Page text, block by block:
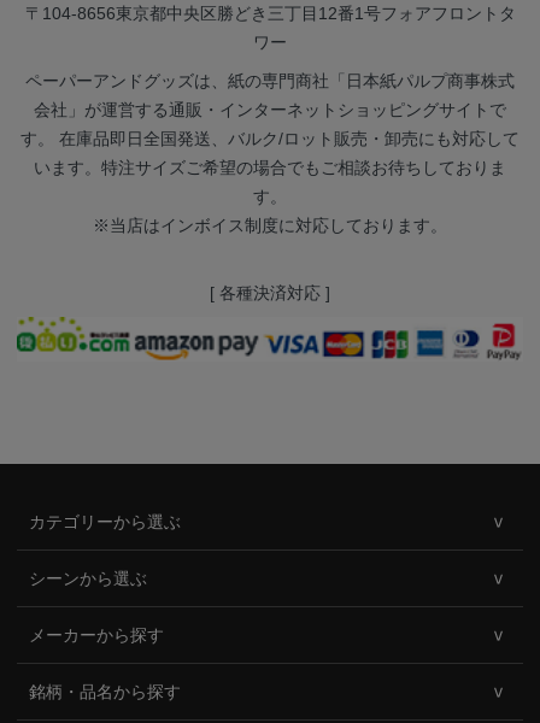
〒104-8656東京都中央区勝どき三丁目12番1号フォアフロントタ
ワー
ペーパーアンドグッズは、紙の専門商社「日本紙パルプ商事株式
会社」が運営する通販・インターネットショッピングサイトで
す。 在庫品即日全国発送、バルク/ロット販売・卸売にも対応して
います。特注サイズご希望の場合でもご相談お待ちしておりま
す。
※当店はインボイス制度に対応しております。
[ 各種決済対応 ]
カテゴリーから選ぶ
シーンから選ぶ
メーカーから探す
銘柄・品名から探す